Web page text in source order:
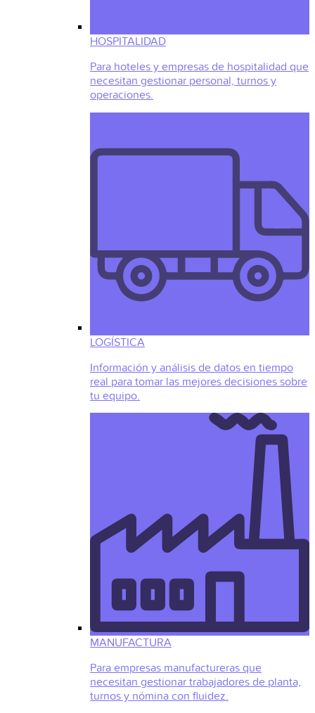
HOSPITALIDAD
Para hoteles y empresas de hospitalidad que
necesitan gestionar personal, turnos y
operaciones.
LOGÍSTICA
Información y análisis de datos en tiempo
real para tomar las mejores decisiones sobre
tu equipo.
MANUFACTURA
Para empresas manufactureras que
necesitan gestionar trabajadores de planta,
turnos y nómina con fluidez.